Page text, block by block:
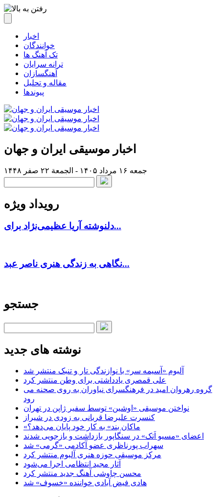
اخبار
خوانندگان
تک آهنگ ها
ترانه سرایان
آهنگسازان
مقاله و تحلیل
پیوندها
اخبار موسیقی ایران و جهان
جمعه ۱۶ مرداد ۱۴۰۵ - الجمعة ۲۲ صفر ۱۴۴۸
رویداد ویژه
دلنوشته آریا عظیمی‌نژاد برای...
نگاهی به زندگی هنری ناصر عبد...
جستجو
نوشته های جدید
آلبوم «آسیمه سر» با نوازندگی تار و تنبک منتشر شد
علی قمصری یادداشتی برای وطن منتشر کرد
گروه رهروان امید در فرهنگسرای نیاوران به روی صحنه می
رود
نواختن موسیقی «اوشین» توسط سفیر ژاپن در تهران
کنسرت علیرضا قربانی به زودی در شیراز
«ماکان بند» به کار خود پایان می‌دهد؟
اعضای «مسیو اَتک» در سنگاپور بازداشت و بازجویی شدند
سهراب پورناظری عضو آکادمی «گرمی» شد
مرکز موسیقی حوزه هنری آلبوم منتشر کرد
آثار مجید انتظامی اجرا می‌شود
محسن چاوشی آهنگ جدید منتشر کرد
هادی فیض آبادی خواننده «خسوف» شد